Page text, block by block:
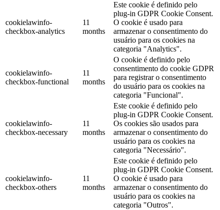
cookielawinfo-
checkbox-analytics
11
months
Este cookie é definido pelo
plug-in GDPR Cookie Consent.
O cookie é usado para
armazenar o consentimento do
usuário para os cookies na
categoria "Analytics".
cookielawinfo-
checkbox-functional
11
months
O cookie é definido pelo
consentimento do cookie GDPR
para registrar o consentimento
do usuário para os cookies na
categoria "Funcional".
cookielawinfo-
checkbox-necessary
11
months
Este cookie é definido pelo
plug-in GDPR Cookie Consent.
Os cookies são usados para
armazenar o consentimento do
usuário para os cookies na
categoria "Necessário".
cookielawinfo-
checkbox-others
11
months
Este cookie é definido pelo
plug-in GDPR Cookie Consent.
O cookie é usado para
armazenar o consentimento do
usuário para os cookies na
categoria "Outros".